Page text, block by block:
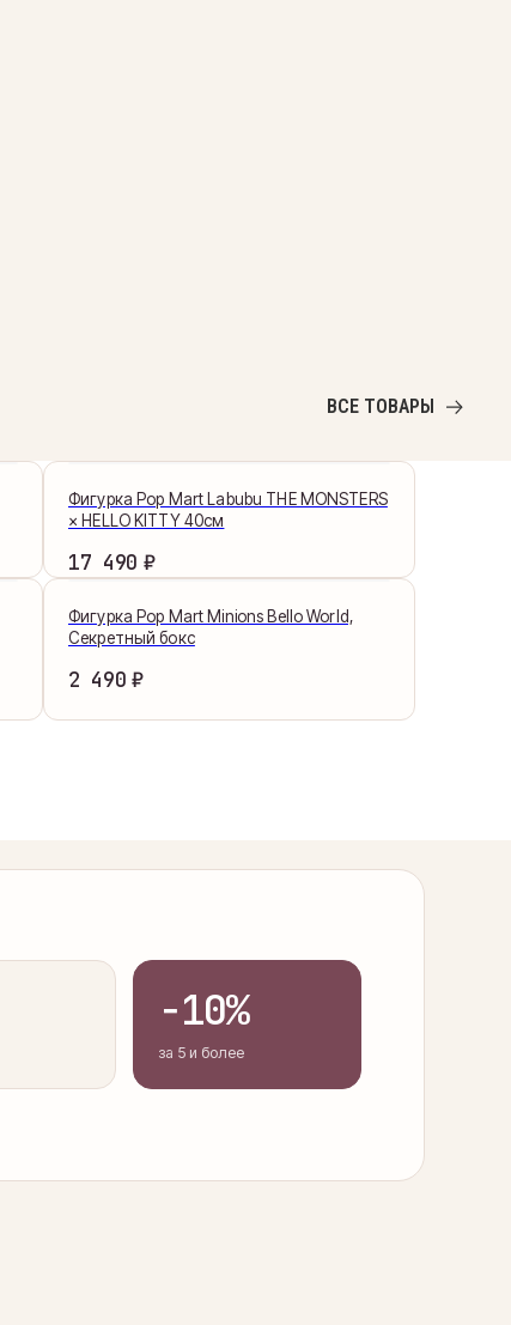
ВСЕ ТОВАРЫ
Фигурка Pop Mart Labubu THE MONSTERS
× HELLO KITTY 40см
17 490 ₽
Фигурка Pop Mart Minions Bello World,
Секретный бокс
2 490 ₽
−10%
за 5 и более